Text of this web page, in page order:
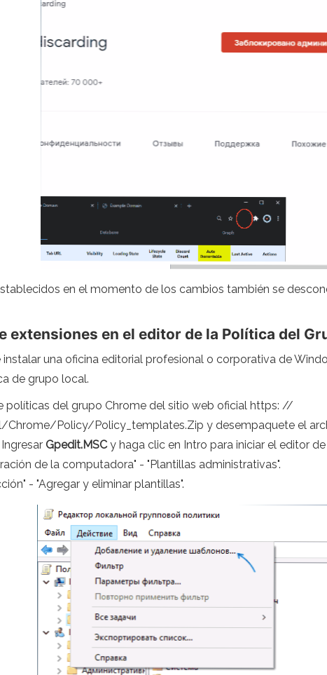
en el momento de los cambios también se
extensiones en el editor de la Política del
instalar una oficina editorial profesional o corporativa de
de grupo local.
políticas del grupo Chrome del sitio web oficial https: //
Policy/Policy_templates.Zip y desempaquete el
, Ingresar Gpedit.MSCy haga clic en Intro para iniciar el editor
de la computadora" - "Plantillas administrativas".
- "Agregar y eliminar plantillas".